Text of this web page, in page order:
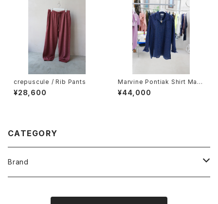
crepuscule / Rib Pants
¥28,600
Marvine Pontiak Shirt Mak
ers / Polo SH
¥44,000
CATEGORY
Brand